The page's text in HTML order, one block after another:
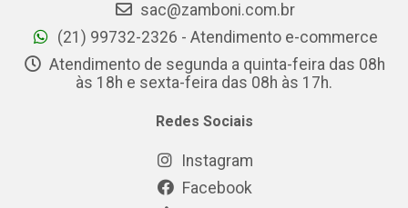
sac@zamboni.com.br
(21) 99732-2326 - Atendimento e-commerce
Atendimento de segunda a quinta-feira das 08h
às 18h e sexta-feira das 08h às 17h.
Redes Sociais
Instagram
Facebook